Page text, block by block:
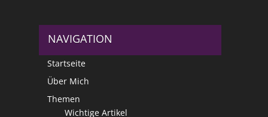
NAVIGATION
Startseite
Über Mich
Themen
Wichtige Artikel